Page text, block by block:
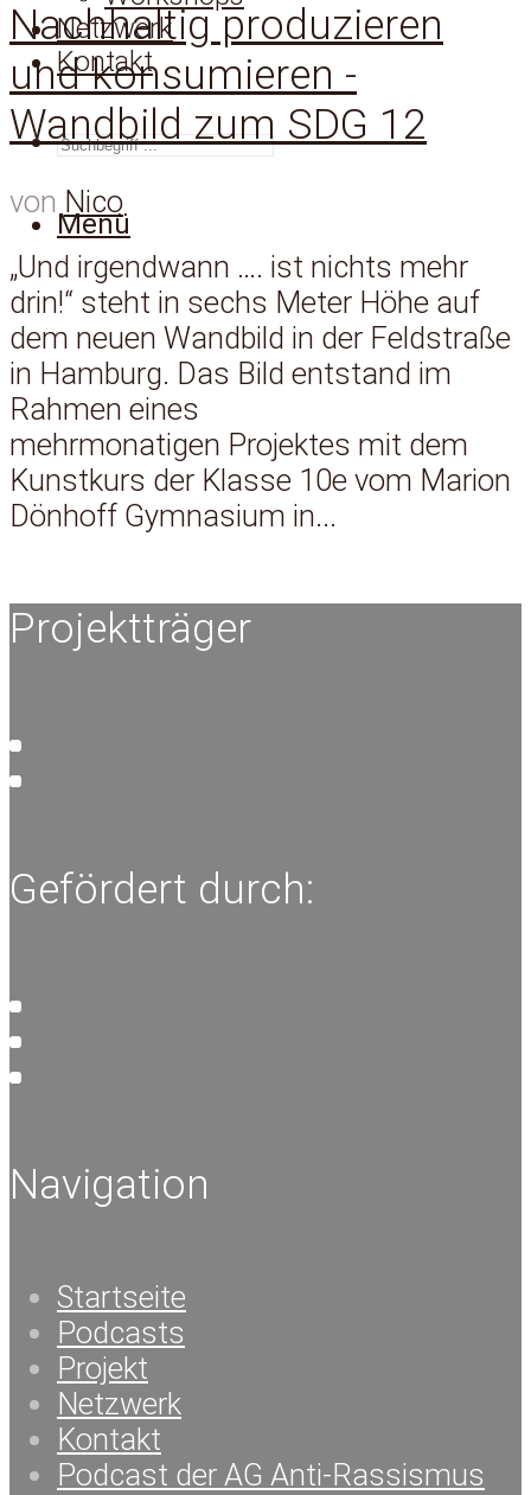
Netzwerk
Kontakt
SUCHEN
Menü
Nachhaltig produzieren
und konsumieren -
Wandbild zum SDG 12
von Nico
„Und irgendwann …. ist nichts mehr
drin!“ steht in sechs Meter Höhe auf
dem neuen Wandbild in der Feldstraße
in Hamburg. Das Bild entstand im
Rahmen eines
mehrmonatigen Projektes mit dem
Kunstkurs der Klasse 10e vom Marion
Dönhoff Gymnasium in...
Projektträger
Gefördert durch:
Navigation
Startseite
Podcasts
Projekt
Netzwerk
Kontakt
Podcast der AG Anti-Rassismus